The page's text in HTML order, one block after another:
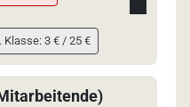
Klasse: 3 € / 25 €